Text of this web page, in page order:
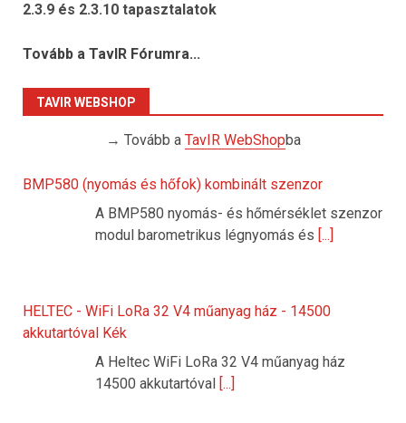
2.3.9 és 2.3.10 tapasztalatok
Tovább a TavIR Fórumra...
TAVIR WEBSHOP
→ Tovább a TavIR WebShopba
BMP580 (nyomás és hőfok) kombinált szenzor
A BMP580 nyomás- és hőmérséklet szenzor
modul barometrikus légnyomás és [...]
HELTEC - WiFi LoRa 32 V4 műanyag ház - 14500
akkutartóval Kék
A Heltec WiFi LoRa 32 V4 műanyag ház
14500 akkutartóval [...]